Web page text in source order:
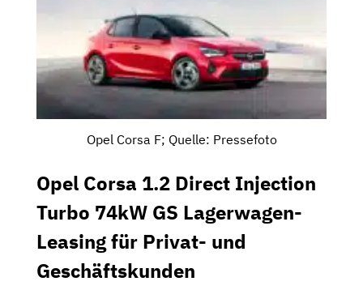
Opel Corsa F; Quelle: Pressefoto
Opel Corsa 1.2 Direct Injection
Turbo 74kW GS Lagerwagen-
Leasing für Privat- und
Geschäftskunden